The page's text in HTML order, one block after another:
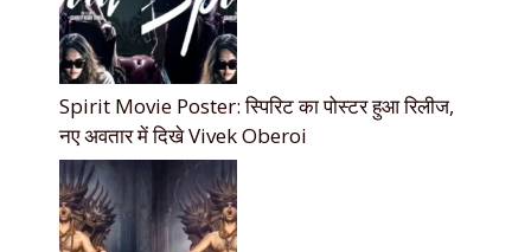
Spirit Movie Poster: स्पिरिट का पोस्टर हुआ रिलीज,
नए अवतार में दिखे Vivek Oberoi